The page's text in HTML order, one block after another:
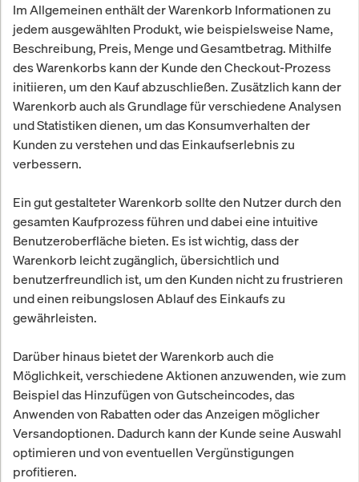
Im Allgemeinen enthält der Warenkorb Informationen zu
jedem ausgewählten Produkt, wie beispielsweise Name,
Beschreibung, Preis, Menge und Gesamtbetrag. Mithilfe
des Warenkorbs kann der Kunde den Checkout-Prozess
initiieren, um den Kauf abzuschließen. Zusätzlich kann der
Warenkorb auch als Grundlage für verschiedene Analysen
und Statistiken dienen, um das Konsumverhalten der
Kunden zu verstehen und das Einkaufserlebnis zu
verbessern.
Ein gut gestalteter Warenkorb sollte den Nutzer durch den
gesamten Kaufprozess führen und dabei eine intuitive
Benutzeroberfläche bieten. Es ist wichtig, dass der
Warenkorb leicht zugänglich, übersichtlich und
benutzerfreundlich ist, um den Kunden nicht zu frustrieren
und einen reibungslosen Ablauf des Einkaufs zu
gewährleisten.
Darüber hinaus bietet der Warenkorb auch die
Möglichkeit, verschiedene Aktionen anzuwenden, wie zum
Beispiel das Hinzufügen von Gutscheincodes, das
Anwenden von Rabatten oder das Anzeigen möglicher
Versandoptionen. Dadurch kann der Kunde seine Auswahl
optimieren und von eventuellen Vergünstigungen
profitieren.